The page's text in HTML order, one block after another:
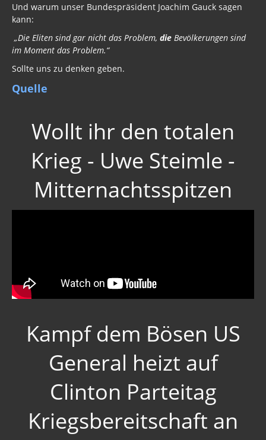
Und warum unser Bundespräsident Joachim Gauck sagen
kann:
„Die Eliten sind gar nicht das Problem, die Bevölkerungen sind
im Moment das Problem.“
Sollte uns zu denken geben.
Quelle
Wollt ihr den totalen
Krieg - Uwe Steimle -
Mitternachtsspitzen
Kampf dem Bösen US
General heizt auf
Clinton Parteitag
Kriegsbereitschaft an